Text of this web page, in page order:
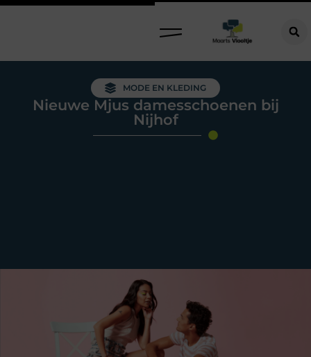
MODE EN KLEDING
Nieuwe Mjus damesschoenen bij
Nijhof